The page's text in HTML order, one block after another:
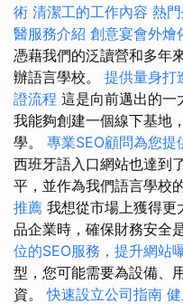
術 清潔工的工作內容 熱
醫服務介紹 創意宴會外燴
憑藉我們的泛讀營和多年
辦語言學校。 提供量身打
證流程 這是向前邁出的一
我能夠創建一個線下基地
學。 專業SEO顧問為您提
西班牙語入口網站也達到
平，並作為我們語言學校
推薦 我想從市場上獲得更
品企業時，確保財務安全
位的SEO服務，提升網站
型，您可能需要為設備、
資。快速設立公司指南